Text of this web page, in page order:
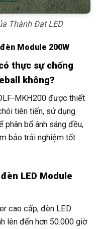
Thành Đạt LED
Module 200W
thực sự chống
không?
MKH200 được thiết
tiên tiến, sử dụng
phân bổ ánh sáng đều,
bảo trải nghiệm tốt
LED Module
cao cấp, đèn LED
lên đến hơn 50.000 giờ